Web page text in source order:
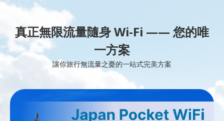
真正無限流量隨身 Wi-Fi —— 您的唯
一方案
讓你旅行無流量之憂的一站式完美方案